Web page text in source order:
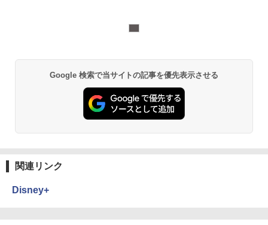
Google 検索で当サイトの記事を優先表示させる
関連リンク
Disney+